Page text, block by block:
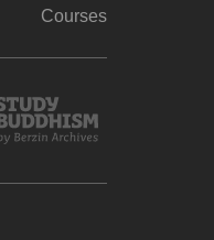
Courses
Study
Buddhism